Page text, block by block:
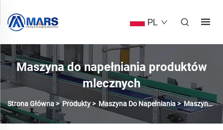
PL
Maszyna do napełniania produktów
mlecznych
Strona Główna>Produkty> Maszyna Do Napełniania>Maszyna Do Napełniania Nabiału